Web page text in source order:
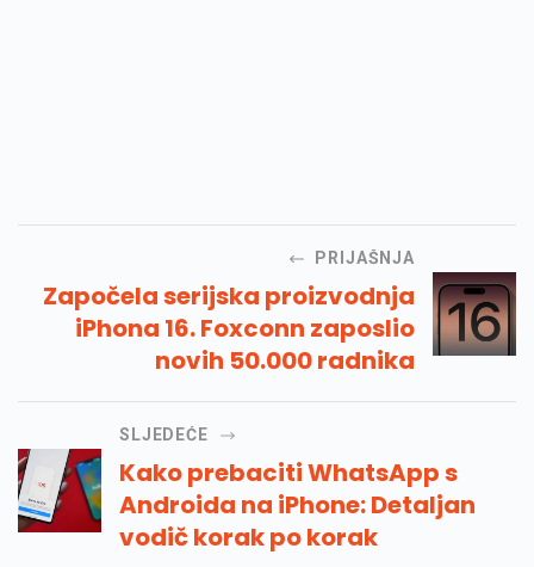
PRIJAŠNJA
Započela serijska proizvodnja
iPhona 16. Foxconn zaposlio
novih 50.000 radnika
SLJEDEĆE
Kako prebaciti WhatsApp s
Androida na iPhone: Detaljan
vodič korak po korak